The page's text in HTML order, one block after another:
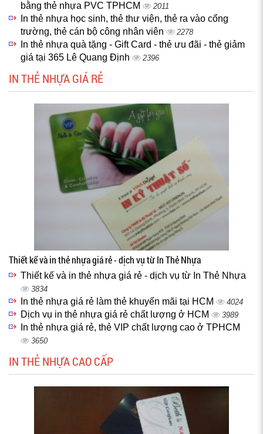
bằng thẻ nhựa PVC TPHCM
2011
In thẻ nhựa học sinh, thẻ thư viện, thẻ ra vào cổng
trường, thẻ cán bộ công nhân viên
2278
In thẻ nhựa quà tặng - Gift Card - thẻ ưu đãi - thẻ giảm
giá tại 365 Lê Quang Định
2396
IN THẺ NHỰA GIÁ RẺ
Thiết kế và in thẻ nhựa giá rẻ - dịch vụ từ In Thẻ Nhựa
Thiết kế và in thẻ nhựa giá rẻ - dịch vụ từ In Thẻ Nhựa
3834
In thẻ nhựa giá rẻ làm thẻ khuyến mãi tại HCM 4024
Dịch vụ in thẻ nhựa giá rẻ chất lượng ở HCM 3989
In thẻ nhựa giá rẻ, thẻ VIP chất lượng cao ở TPHCM
3650
IN THẺ NHỰA CAO CẤP